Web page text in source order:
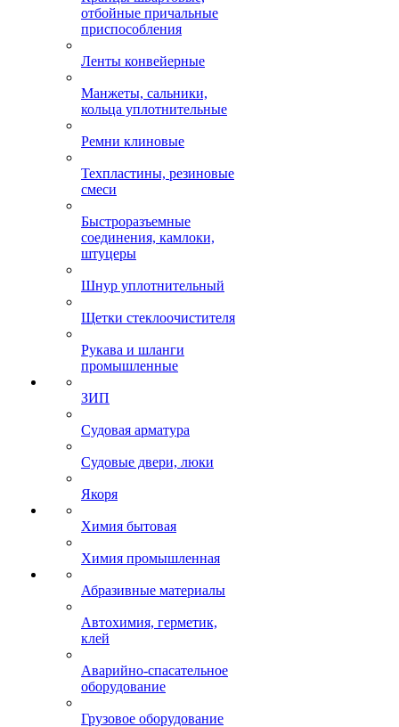
отбойные причальные
приспособления
Ленты конвейерные
Манжеты, сальники,
кольца уплотнительные
Ремни клиновые
Техпластины, резиновые
смеси
Быстроразъемные
соединения, камлоки,
штуцеры
Шнур уплотнительный
Щетки стеклоочистителя
Рукава и шланги
промышленные
ЗИП
Судовая арматура
Судовые двери, люки
Якоря
Химия бытовая
Химия промышленная
Абразивные материалы
Автохимия, герметик,
клей
Аварийно-спасательное
оборудование
Грузовое оборудование